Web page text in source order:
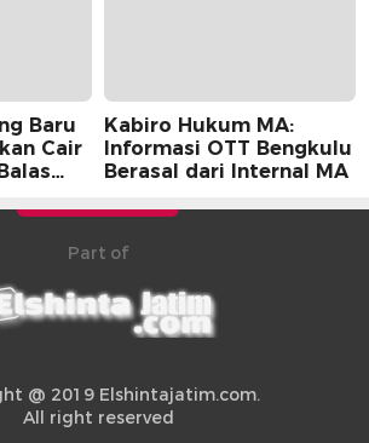
Baru
Cair
Kabiro Hukum MA:
Informasi OTT Bengkulu
Berasal dari Internal MA
Part of
@ 2019 Elshintajatim.com.
All right reserved